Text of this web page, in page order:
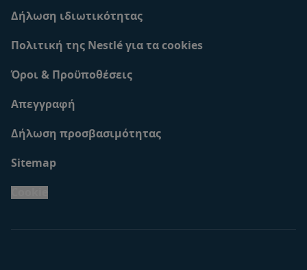
Δήλωση ιδιωτικότητας
Πολιτική της Nestlé για τα cookies
Όροι & Προϋποθέσεις
Απεγγραφή
Δήλωση προσβασιμότητας
Sitemap